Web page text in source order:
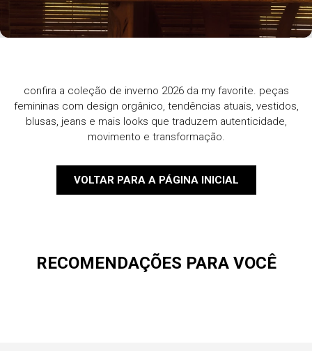
confira a coleção de inverno 2026 da my favorite. peças
femininas com design orgânico, tendências atuais, vestidos,
blusas, jeans e mais looks que traduzem autenticidade,
movimento e transformação.
VOLTAR PARA A PÁGINA INICIAL
RECOMENDAÇÕES PARA VOCÊ